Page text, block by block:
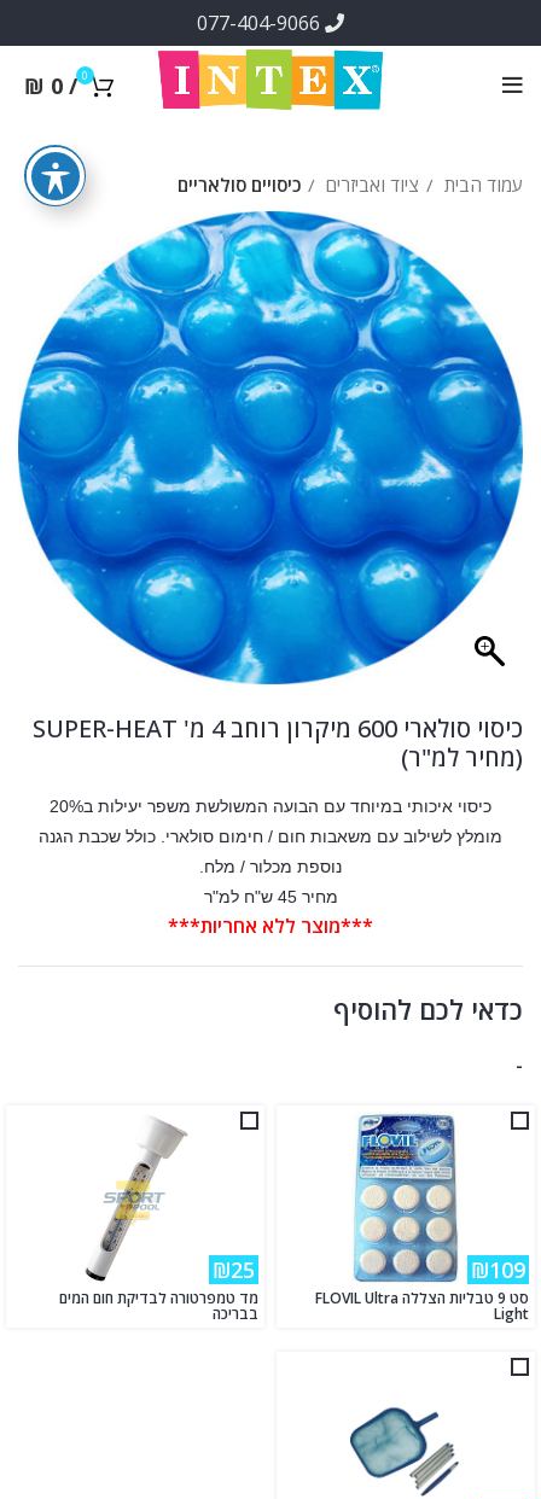
0
/
₪ 0
עמוד הבית ציוד ואביזרים כיסויים סולאריים
כיסוי סולארי 600 מיקרון רוחב 4 מ' SUPER-HEAT
(מחיר למ"ר)
כיסוי איכותי במיוחד עם הבועה המשולשת משפר יעילות ב20%
מומלץ לשילוב עם משאבות חום / חימום סולארי. כולל שכבת הגנה
נוספת מכלור / מלח.
מחיר 45 ש"ח למ"ר
***מוצר ללא אחריות***
כדאי לכם להוסיף
-
₪109
סט 9 טבליות הצללה FLOVIL Ultra
Light
₪25
מד טמפרטורה לבדיקת חום המים
בבריכה